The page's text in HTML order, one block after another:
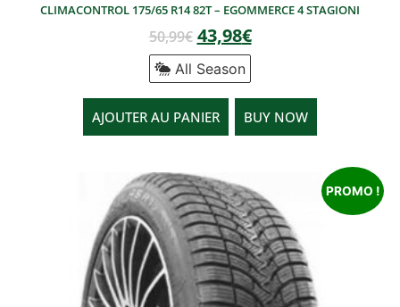
CLIMACONTROL 175/65 R14 82T – EGOMMERCE 4 STAGIONI
50,99€ 43,98€
All Season
AJOUTER AU PANIER BUY NOW
PROMO !